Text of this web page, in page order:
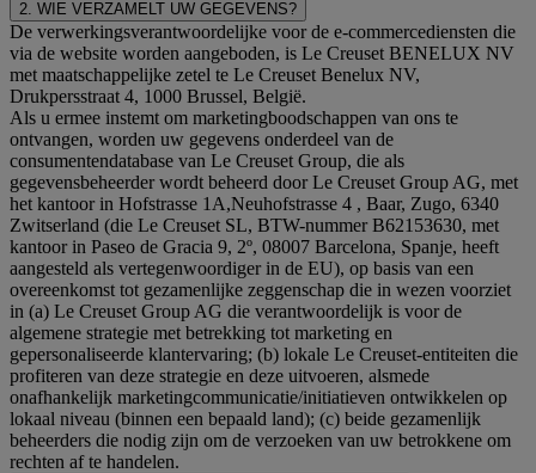
2. WIE VERZAMELT UW GEGEVENS?
De verwerkingsverantwoordelijke voor de e-commercediensten die
via de website worden aangeboden, is Le Creuset BENELUX NV
met maatschappelijke zetel te Le Creuset Benelux NV,
Drukpersstraat 4, 1000 Brussel, België.
Als u ermee instemt om marketingboodschappen van ons te
ontvangen, worden uw gegevens onderdeel van de
consumentendatabase van Le Creuset Group, die als
gegevensbeheerder wordt beheerd door Le Creuset Group AG, met
het kantoor in Hofstrasse 1A,Neuhofstrasse 4 , Baar, Zugo, 6340
Zwitserland (die Le Creuset SL, BTW-nummer B62153630, met
kantoor in Paseo de Gracia 9, 2º, 08007 Barcelona, Spanje, heeft
aangesteld als vertegenwoordiger in de EU), op basis van een
overeenkomst tot gezamenlijke zeggenschap die in wezen voorziet
in (a) Le Creuset Group AG die verantwoordelijk is voor de
algemene strategie met betrekking tot marketing en
gepersonaliseerde klantervaring; (b) lokale Le Creuset-entiteiten die
profiteren van deze strategie en deze uitvoeren, alsmede
onafhankelijk marketingcommunicatie/initiatieven ontwikkelen op
lokaal niveau (binnen een bepaald land); (c) beide gezamenlijk
beheerders die nodig zijn om de verzoeken van uw betrokkene om
rechten af te handelen.